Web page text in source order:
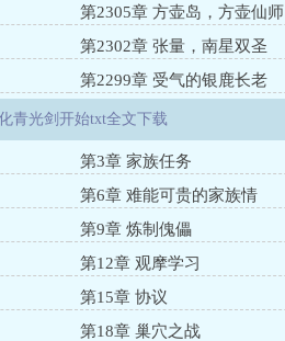
第2305章 方壶岛，方壶仙师
第2302章 张量，南星双圣
第2299章 受气的银鹿长老
青光剑开始txt全文下载
第3章 家族任务
第6章 难能可贵的家族情
第9章 炼制傀儡
第12章 观摩学习
第15章 协议
第18章 巢穴之战